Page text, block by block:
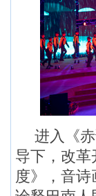
进入《
导下， 改革
度》，音